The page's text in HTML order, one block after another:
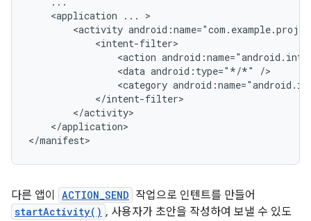
<application
...
<activity
<action
<data android:type="*/*"
<category
</application>
</manifest>
다른 앱이 ACTION_SEND 작업으로 인텐트를 만들어
startActivity() , 사용자가 초안을 작성하여 보낼 수 있도